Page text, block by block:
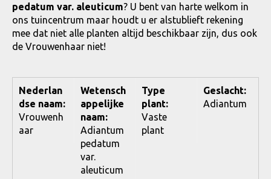
pedatum var. aleuticum? U bent van harte welkom in
ons tuincentrum maar houdt u er alstublieft rekening
mee dat niet alle planten altijd beschikbaar zijn, dus ook
de Vrouwenhaar niet!
Nederlan
dse naam:
Vrouwenh
aar
Wetensch
appelijke
naam:
Adiantum
pedatum
var.
aleuticum
Type
plant:
Vaste
plant
Geslacht:
Adiantum